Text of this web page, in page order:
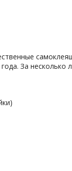
За